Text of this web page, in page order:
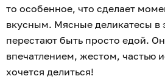
то особенное, что сделает
вкусным. Мясные деликатесы в
перестают быть просто едой.
впечатлением, жестом, частью
хочется делиться!